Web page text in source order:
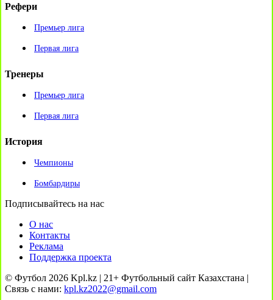
Рефери
Премьер лига
Первая лига
Тренеры
Премьер лига
Первая лига
История
Чемпионы
Бомбардиры
Подписывайтесь на нас
О нас
Контакты
Реклама
Поддержка проекта
© Футбол 2026 Kpl.kz | 21+ Футбольный сайт Казахстана |
Связь с нами: kpl.kz2022@gmail.com